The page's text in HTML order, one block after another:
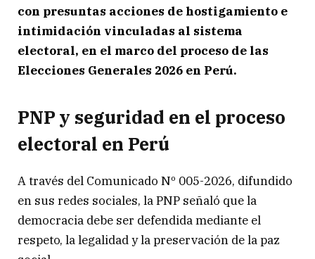
con presuntas acciones de hostigamiento e
intimidación vinculadas al sistema
electoral, en el marco del proceso de las
Elecciones Generales 2026 en Perú.
PNP y seguridad en el proceso
electoral en Perú
A través del Comunicado Nº 005-2026, difundido
en sus redes sociales, la PNP señaló que la
democracia debe ser defendida mediante el
respeto, la legalidad y la preservación de la paz